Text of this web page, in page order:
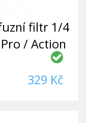
filtr 1/4
/ Action
329 Kč